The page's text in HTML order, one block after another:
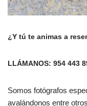
¿Y tú te animas a
LLÁMANOS: 954 443
Somos fotógrafos
avalándonos entre